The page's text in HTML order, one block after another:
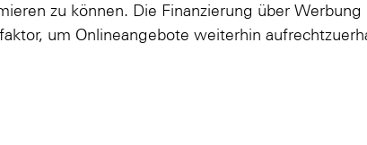
zu können. Die Finanzierung über Werbung
um Onlineangebote weiterhin